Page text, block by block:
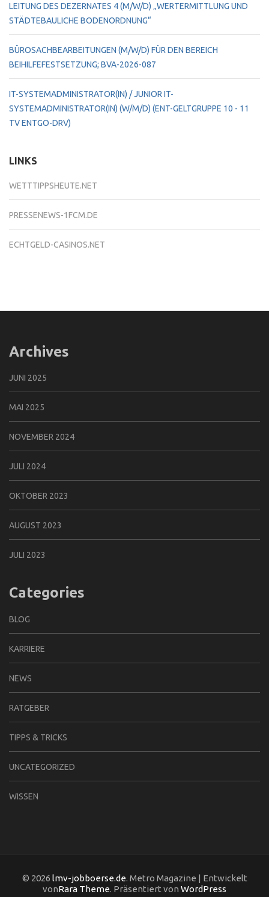
LEITUNG DES DEZERNATES 4 (M/W/D) „WERTERMITTLUNG UND
STÄDTEBAULICHE BODENORDNUNG“
BÜROSACHBEARBEITUNGEN (M/W/D) FÜR DEN BEREICH
BEIHILFEFESTSETZUNG; BVA-2026-087
IT-SYSTEMADMINISTRATOR(IN) / JUNIOR IT-
SYSTEMADMINISTRATOR(IN) (W/M/D) (ENT-GELTGRUPPE 10 - 11
TV ENTGO-DRV)
LINKS
WETTTIPPSHEUTE.NET
PRESSENEWS-1FCM.DE
ECHTGELD-CASINOS.NET
Archives
JUNI 2025
MAI 2025
NOVEMBER 2024
JULI 2024
OKTOBER 2023
AUGUST 2023
JULI 2023
Categories
BLOG
KARRIERE
NEWS
RATGEBER
TIPPS & TRICKS
UNCATEGORIZED
WISSEN
© 2026 lmv-jobboerse.de. Metro Magazine | Entwickelt
vonRara Theme. Präsentiert von WordPress